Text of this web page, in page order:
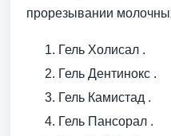
прорезывании
Гель Холисал .
Гель Дентинокс .
Гель Камистад .
Гель Пансорал .